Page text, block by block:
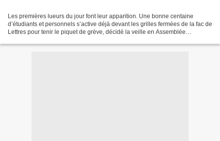
Les premières lueurs du jour font leur apparition. Une bonne centaine
d’étudiants et personnels s’active déjà devant les grilles fermées de la fac de
Lettres pour tenir le piquet de grève, décidé la veille en Assemblée